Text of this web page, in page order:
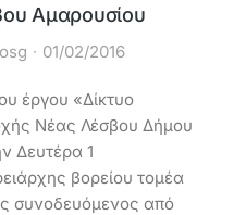
Αμαρουσίου
01/02/2016
έργου «Δίκτυο
Νέας Λέσβου Δήμου
Δευτέρα 1
βορείου τομέα
συνοδευόμενος από